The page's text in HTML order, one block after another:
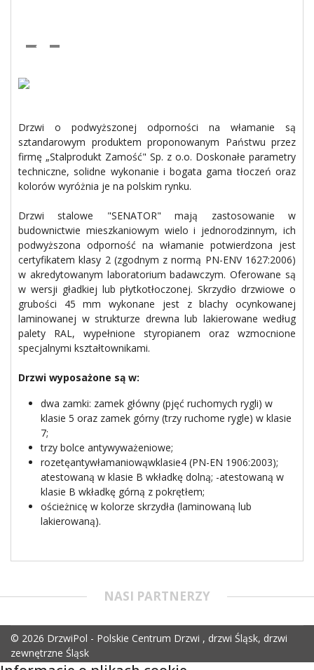
Drzwi o podwyższonej odporności na włamanie są
sztandarowym produktem proponowanym Państwu przez
firmę „Stalprodukt Zamość" Sp. z o.o. Doskonałe parametry
techniczne, solidne wykonanie i bogata gama tłoczeń oraz
kolorów wyróżnia je na polskim rynku.
Drzwi stalowe "SENATOR" mają zastosowanie w
budownictwie mieszkaniowym wielo i jednorodzinnym, ich
podwyższona odporność na włamanie potwierdzona jest
certyfikatem klasy 2 (zgodnym z normą PN-ENV 1627:2006)
w akredytowanym laboratorium badawczym. Oferowane są
w wersji gładkiej lub płytkotłoczonej. Skrzydło drzwiowe o
grubości 45 mm wykonane jest z blachy ocynkowanej
laminowanej w strukturze drewna lub lakierowane według
palety RAL, wypełnione styropianem oraz wzmocnione
specjalnymi kształtownikami.
Drzwi wyposażone są w:
dwa zamki: zamek główny (pjęć ruchomych rygli) w
klasie 5 oraz zamek górny (trzy ruchome rygle) w klasie
7;
trzy bolce antywyważeniowe;
rozetęantywłamaniowąwklasie4 (PN-EN 1906:2003);
atestowaną w klasie B wkładkę dolną; -atestowaną w
klasie B wkładkę górną z pokrętłem;
ościeżnicę w kolorze skrzydła (laminowaną lub
lakierowaną).
NASI PARTNERZY
© 2026 DrzwiPol - Polskie Centrum Drzwi , drzwi Śląsk, drzwi
zewnętrzne Śląsk